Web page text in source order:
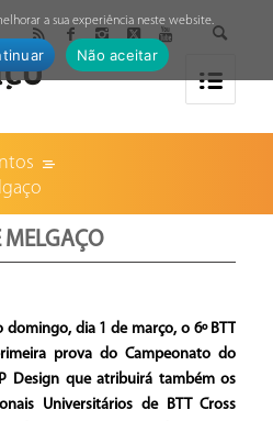
MELGAÇO
dia 1 de março, o 6º BTT
prova do Campeonato do
Design que atribuirá também os
Universitários de BTT Cross
a sua experiência neste website.
Não aceitar